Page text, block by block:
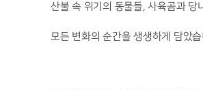
산불 속 위기의 동물들, 사육곰과 당
모든 변화의 순간을 생생하게 담았